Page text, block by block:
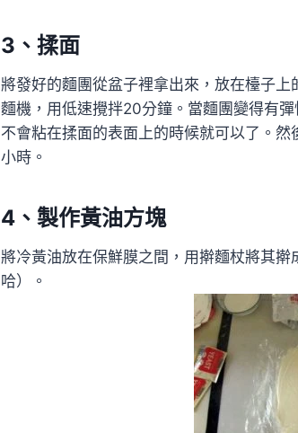
3、揉面
將發好的麵團從盆子裡拿出來，放在檯子
麵機，用低速攪拌20分鐘。當麵團變得有
不會粘在揉面的表面上的時候就可以了。
小時。
4、製作黃油方塊
將冷黃油放在保鮮膜之間，用擀麵杖將其
哈）。